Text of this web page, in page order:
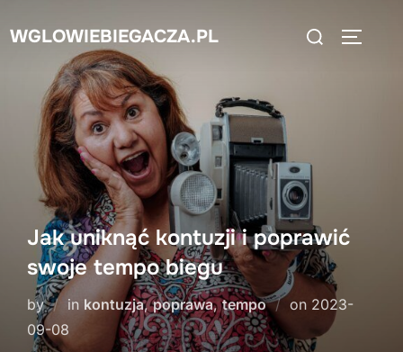
toWGLOWIEBIEGACZA.PL
Search
Jak uniknąć kontuzji i poprawić
swoje tempo biegu
by in kontuzja,poprawa,tempo on Posted
on
2023-
09-08